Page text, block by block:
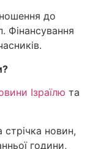
до
Фінансування
Ізраїлю та
стрічка новин,
години,